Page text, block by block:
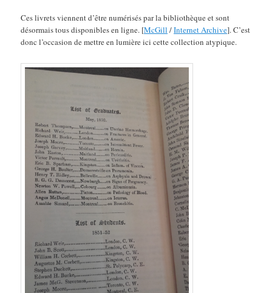
Ces livrets viennent d’être numérisés par la bibliothèque et sont
désormais tous disponibles en ligne. [McGill /Internet Archive]. C’est
donc l’occasion de mettre en lumière ici cette collection atypique.